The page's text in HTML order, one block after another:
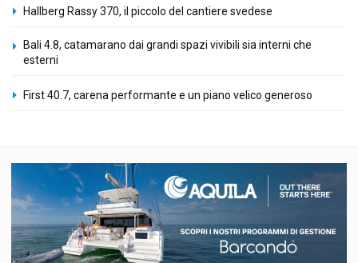
Hallberg Rassy 370, il piccolo del cantiere svedese
Bali 4.8, catamarano dai grandi spazi vivibili sia interni che
esterni
First 40.7, carena performante e un piano velico generoso